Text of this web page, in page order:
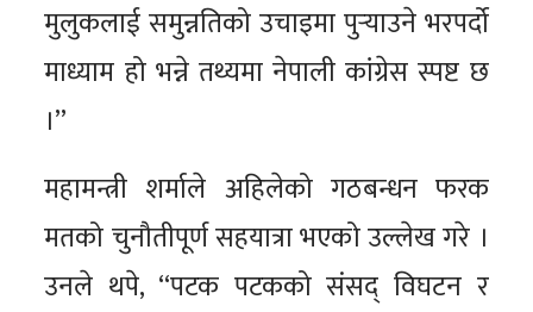
मुलुकलाई समुन्नतिको उचाइमा पुर्‍याउने भरपर्दो
माध्याम हो भन्ने तथ्यमा नेपाली कांग्रेस स्पष्ट छ
।”
महामन्त्री शर्माले अहिलेको गठबन्धन फरक
मतको चुनौतीपूर्ण सहयात्रा भएको उल्लेख गरे ।
उनले थपे, “पटक पटकको संसद् विघटन र